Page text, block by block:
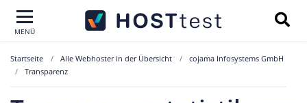
MENÜ
Startseite Alle Webhoster in der Übersicht
cojama Infosystems GmbH
Transparenz